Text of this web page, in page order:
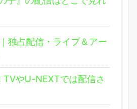
独占配信・ライブ＆アー
やU-NEXTでは配信さ